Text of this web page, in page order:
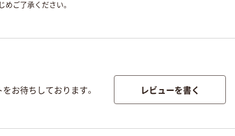
ご了承ください。
お待ちしております。 レビューを書く